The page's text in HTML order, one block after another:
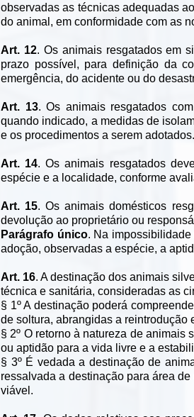
observadas as técnicas adequadas
do animal, em conformidade com as
Art. 12. Os animais resgatados em
prazo possível, para definição da
emergência, do acidente ou do
Art. 13. Os animais resgatados
quando indicado, a medidas de
e os procedimentos a serem adotados.
Art. 14. Os animais resgatados
espécie e a localidade, conforme
Art. 15. Os animais domésticos
devolução ao proprietário ou
Parágrafo único. Na
adoção, observadas a espécie, a
Art. 16. A destinação dos animais
técnica e sanitária, consideradas as
§ 1º A destinação poderá
de soltura, abrangidas a reintrodução
§ 2º O retorno à natureza de
ou aptidão para a vida livre e a
§ 3º É vedada a destinação de
ressalvada a destinação para área
viável.